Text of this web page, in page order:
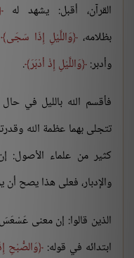
القرآن، أقبل: يشهد له
بظلامه، وَاللَّيْلِ إِذَا سَجَى
وأدبر: وَاللَّيْلِ إِذْ أدْبَرَ .
فأقسم الله بالليل في حال
تتجلى بهما عظمة الله
كثير من علماء
والإدبار، فعلى هذا يصح أن
الذين قالوا: إن معنى
ابتدائه في قوله: وَالصُّبْحِ